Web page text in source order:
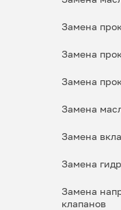
Замена
Замена
Замена
Замена
Замена
Замена
Замена
клапанов